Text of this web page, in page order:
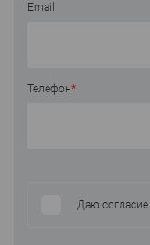
Email
Телефон*
Даю